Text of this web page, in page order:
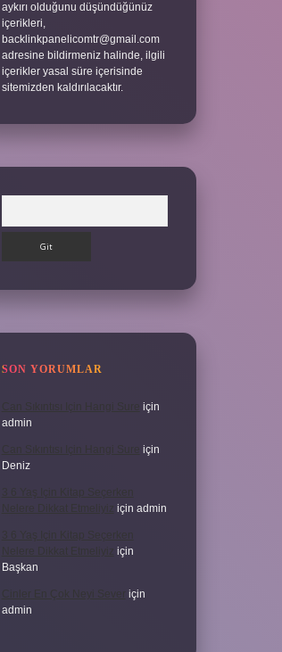
aykırı olduğunu düşündüğünüz
içerikleri,
backlinkpanelicomtr@gmail.com
adresine bildirmeniz halinde, ilgili
içerikler yasal süre içerisinde
sitemizden kaldırılacaktır.
SON YORUMLAR
Can Sıkıntısı Için Hangi Sure için
admin
Can Sıkıntısı Için Hangi Sure için
Deniz
3 6 Yaş Için Kitap Seçerken
Nelere Dikkat Etmeliyiz için admin
3 6 Yaş Için Kitap Seçerken
Nelere Dikkat Etmeliyiz için
Başkan
Cinler En Çok Neyi Sever için
admin